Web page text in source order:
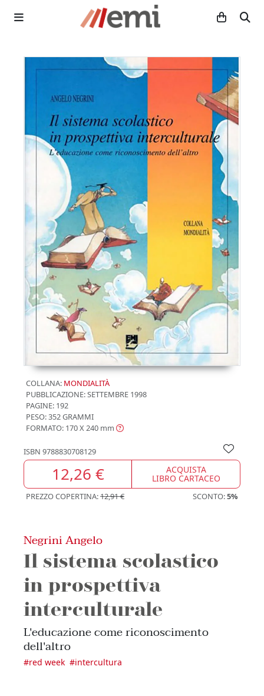
COLLANA: MONDIALITÀ
PUBBLICAZIONE:SETTEMBRE 1998
PAGINE: 192
PESO: 352 GRAMMI
FORMATO: 170 X 240 mm
ISBN 9788830708129
12,26 € ACQUISTA
LIBRO CARTACEO
PREZZO COPERTINA:12,91 € SCONTO:5%
Negrini Angelo
Il sistema scolastico
in prospettiva
interculturale
L'educazione come riconoscimento
dell'altro
#red week #intercultura